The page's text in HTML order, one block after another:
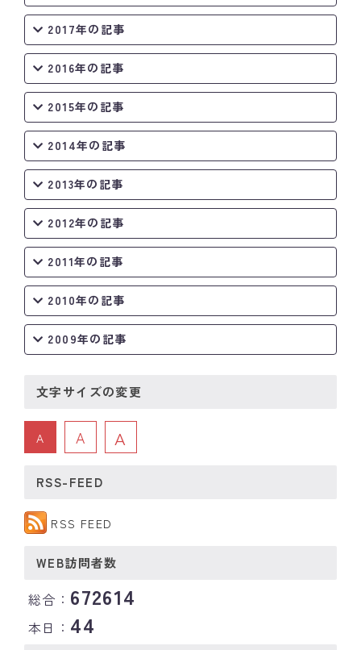
2017年の記事
2016年の記事
2015年の記事
2014年の記事
2013年の記事
2012年の記事
2011年の記事
2010年の記事
2009年の記事
文字サイズの変更
A A A
RSS-FEED
RSS FEED
WEB訪問者数
総合： 672614
本日： 44